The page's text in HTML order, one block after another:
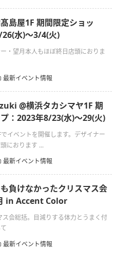
島屋1F 期間限定ショッ
水)〜3/4(火)
・望月本人もほぼ終日店頭におりま
最新イベント情報
@横浜タカシマヤ1F 期
：2023年8/23(水)〜29(火)
イベントを開催します。デザイナー
におります ...
最新イベント情報
負けなかったクリスマス会
in Accent Color
会総括。目減りする体力とうまく付
最新イベント情報